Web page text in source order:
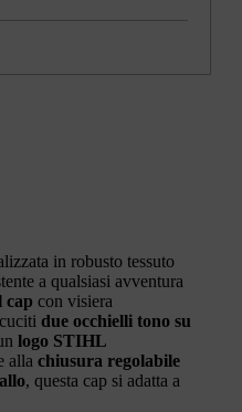
in robusto tessuto
a qualsiasi avventura
cap con visiera
due occhielli tono su
logo STIHL
alla chiusura regolabile
, questa cap si adatta a